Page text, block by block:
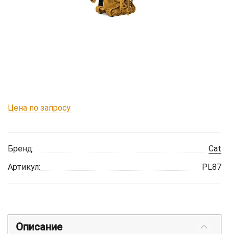
Цена по запросу
Бренд:
Cat
Артикул:
PL87
Описание